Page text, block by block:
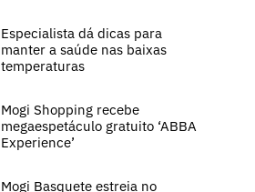
Especialista dá dicas para
manter a saúde nas baixas
temperaturas
Mogi Shopping recebe
megaespetáculo gratuito ‘ABBA
Experience’
Mogi Basquete estreia no